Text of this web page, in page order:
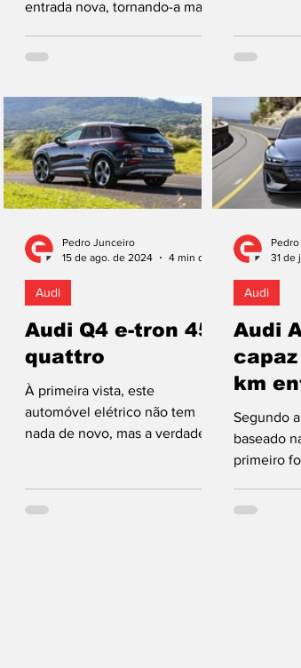
entrada nova, tornando-a mais
mais quilómetros com uma...
Audi Q4 e-tron 45
quattro
À primeira vista, este
automóvel elétrico não tem
nada de novo, mas a verdade é
Audi
Pedro Junceiro
15 de ago. de 2024
Audi
capaz
km
Segundo
baseado
primeiro
qualidade
Audi
31 de